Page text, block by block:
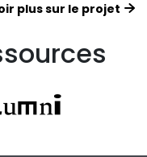
plus sur le projet